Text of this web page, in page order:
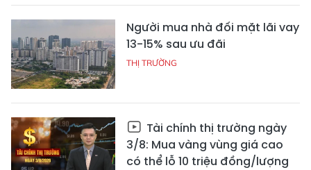
Người mua nhà đối mặt lãi vay
13-15% sau ưu đãi
THỊ TRƯỜNG
Tài chính thị trường ngày
3/8: Mua vàng vùng giá cao
có thể lỗ 10 triệu đồng/lượng